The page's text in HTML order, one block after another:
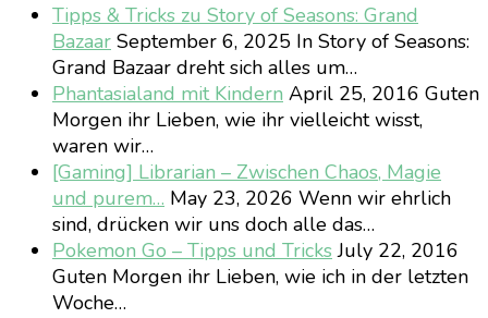
Tipps & Tricks zu Story of Seasons: Grand
Bazaar September 6, 2025 In Story of Seasons:
Grand Bazaar dreht sich alles um…
Phantasialand mit Kindern April 25, 2016 Guten
Morgen ihr Lieben, wie ihr vielleicht wisst,
waren wir…
[Gaming] Librarian – Zwischen Chaos, Magie
und purem… May 23, 2026 Wenn wir ehrlich
sind, drücken wir uns doch alle das…
Pokemon Go – Tipps und TricksJuly 22, 2016
Guten Morgen ihr Lieben, wie ich in der letzten
Woche…